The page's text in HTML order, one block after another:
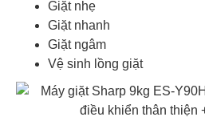
Giặt nhẹ
Giặt nhanh
Giặt ngâm
Vệ sinh lồng giặt